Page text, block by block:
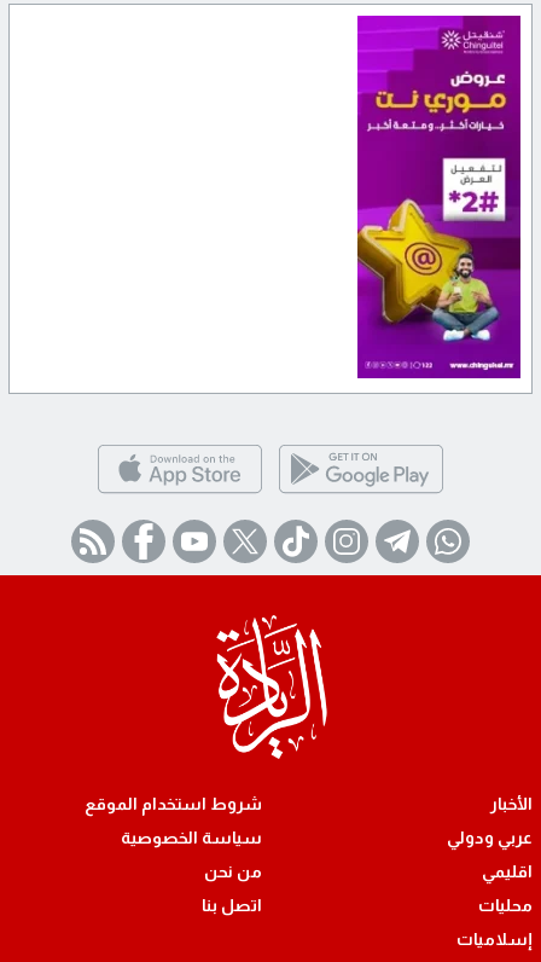
الأخبار
عربي ودولي
اقليمي
محليات
إسلاميات
شروط استخدام الموقع
سياسة الخصوصية
من نحن
اتصل بنا